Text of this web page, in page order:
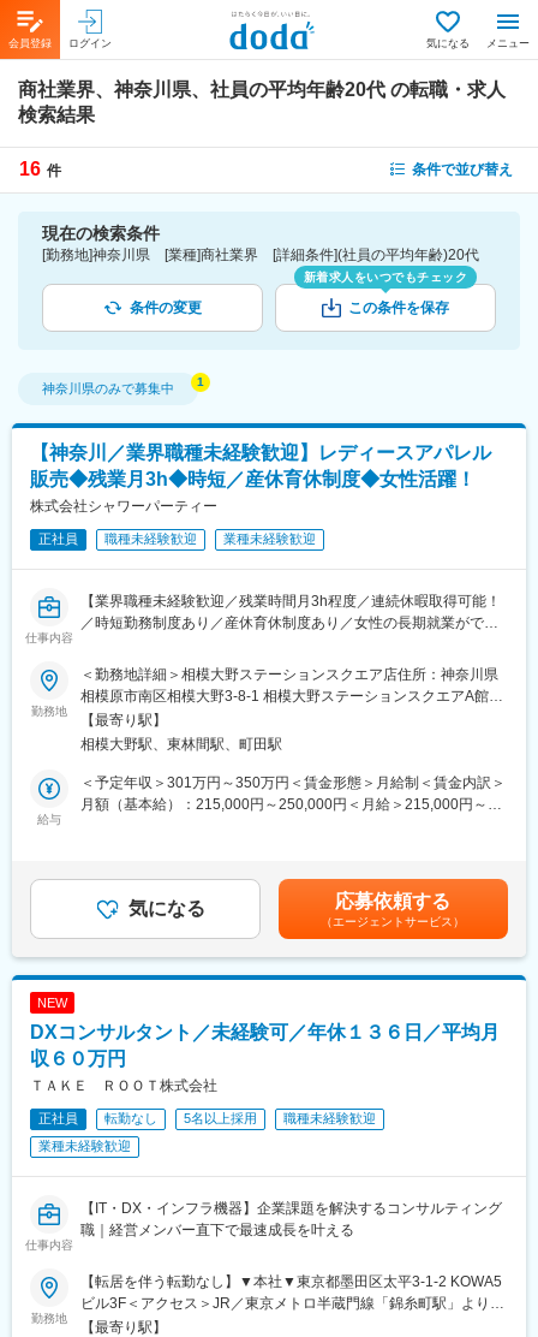
会員登録 ログイン 気になる メニュー
商社業界、神奈川県、社員の平均年齢20代 の転職・求人
検索結果
16 件 条件で並び替え
現在の検索条件
[勤務地]神奈川県 [業種]商社業界 [詳細条件](社員の平均年齢)20代
条件の変更
新着求人をいつでもチェック
この条件を保存
神奈川県のみで募集中
【神奈川／業界職種未経験歓迎】レディースアパレル
販売◆残業月3h◆時短／産休育休制度◆女性活躍！
株式会社シャワーパーティー
正社員 職種未経験歓迎 業種未経験歓迎
仕事内容
【業界職種未経験歓迎／残業時間月3h程度／連続休暇取得可能！
／時短勤務制度あり／産休育休制度あり／女性の長期就業ができ
■担当業務：レディスセレクトショップ「Shower Party
CONCEPT STORE Shower Party」の店舗スタッフ募集です。
店頭での接客販売業務を行っていただきます。付帯業務として、
バイイングや販促業務(主にSNS運用)にも携わって頂きます。バ
イイング業務は展示会に出向いて頂くこともございます。
ーの顧客様になります。お客様との会話を楽しみながら、ナチュ
ラルテイストの洋服の魅力をお伝えしてください。
■当社の魅力：
・少数精鋭の規模感のため、お客様の期待に対してスピード感を
持ち柔軟に店舗運営を行っています。
のがあり、関係性を深めながら接客ができます。
・拡大路線ではなく、今までのお客様との関係性を大切にする経
■キャリアについて：
店舗での販売経験を積みながら、店長、エリアマネージャー、バ
す。
※接客を重視しているため、販売スタッフと他業務の兼務となりま
勤務地
＜勤務地詳細＞相模大野ステーションスクエア店住所：神奈川県
相模原市南区相模大野3-8-1 相模大野ステーションスクエアA館3
階受動喫煙対策：屋内全面禁煙変更の範囲：会社の定める事業所
【最寄り駅】
相模大野駅、東林間駅、町田駅
給与
＜予定年収＞301万円～350万円＜賃金形態＞月給制＜賃金内訳＞
月額（基本給）：215,000円～250,000円＜月給＞215,000円～
目クリアするごとに昇給。入社1年以内には多くの方が1回昇給し
ています。賃金はあくまでも目安の金額であり、選考を通じて上
下する可能性があります。月給(月額)は固定手当を含めた表記で
す。
気になる 応募依頼する
（エージェントサービス）
NEW
DXコンサルタント／未経験可／年休１３６日／平均月
収６０万円
ＴＡＫＥ ＲＯＯＴ株式会社
正社員 転勤なし 5名以上採用
職種未経験歓迎
業種未経験歓迎
仕事内容
【IT・DX・インフラ機器】企業課題を解決するコンサルティング
職｜経営メンバー直下で最速成長を叶える
勤務地
【転居を伴う転勤なし】▼本社▼東京都墨田区太平3-1-2 KOWA5
ビル3F＜アクセス＞JR／東京メトロ半蔵門線「錦糸町駅」より徒
歩4分【実はアクセス便利！】渋谷駅から30分程度、新宿から20
【最寄り駅】